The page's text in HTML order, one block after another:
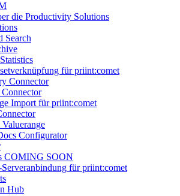
die Productivity Solutions
Search
für priint:comet
Connector
Import für priint:comet
Configurator
COMING SOON
für priint:comet
Hub